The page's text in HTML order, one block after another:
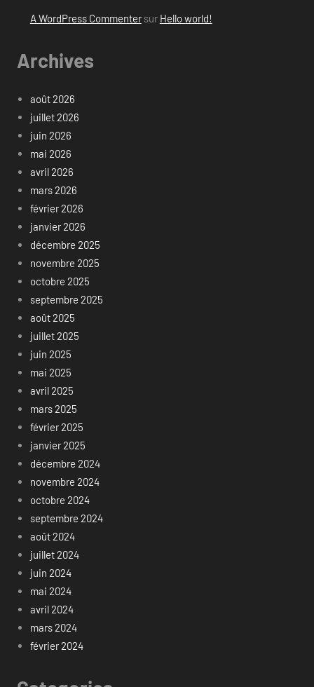
A WordPress Commentersur Hello world!
Archives
août 2026
juillet 2026
juin 2026
mai 2026
avril 2026
mars 2026
février 2026
janvier 2026
décembre 2025
novembre 2025
octobre 2025
septembre 2025
août 2025
juillet 2025
juin 2025
mai 2025
avril 2025
mars 2025
février 2025
janvier 2025
décembre 2024
novembre 2024
octobre 2024
septembre 2024
août 2024
juillet 2024
juin 2024
mai 2024
avril 2024
mars 2024
février 2024